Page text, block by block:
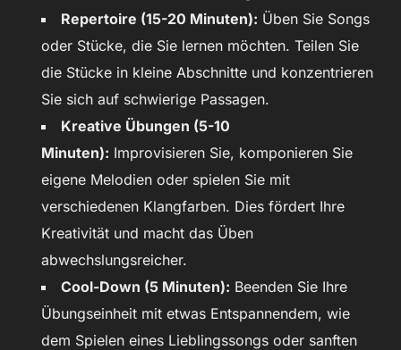
Repertoire (15-20 Minuten): Üben Sie Songs
oder Stücke, die Sie lernen möchten. Teilen Sie
die Stücke in kleine Abschnitte und konzentrieren
Sie sich auf schwierige Passagen.
Kreative Übungen (5-10
Minuten): Improvisieren Sie, komponieren Sie
eigene Melodien oder spielen Sie mit
verschiedenen Klangfarben. Dies fördert Ihre
Kreativität und macht das Üben
abwechslungsreicher.
Cool-Down (5 Minuten): Beenden Sie Ihre
Übungseinheit mit etwas Entspannendem, wie
dem Spielen eines Lieblingssongs oder sanften